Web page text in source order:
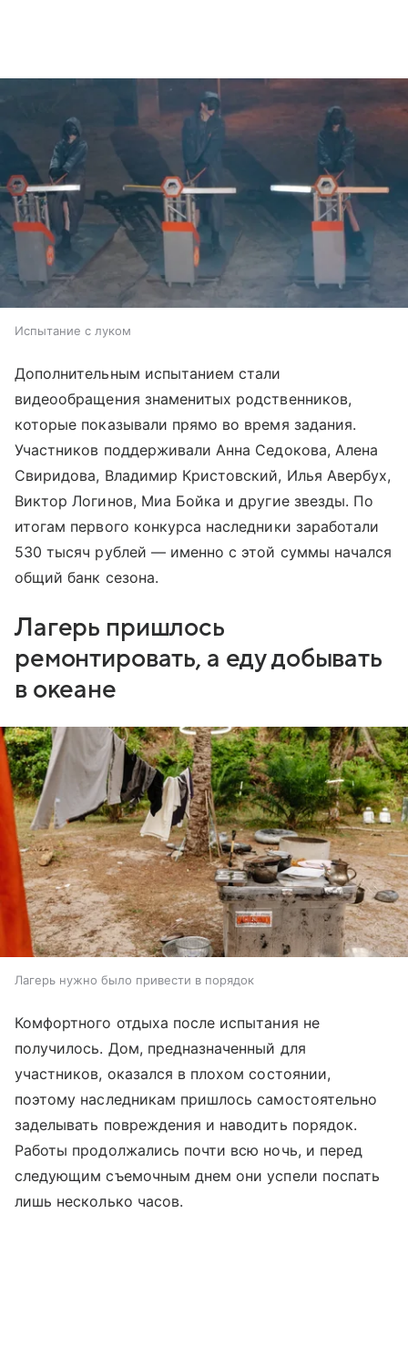
Испытание с луком
Дополнительным испытанием стали
видеообращения знаменитых родственников,
которые показывали прямо во время задания.
Участников поддерживали Анна Седокова, Алена
Свиридова, Владимир Кристовский, Илья Авербух,
Виктор Логинов, Миа Бойка и другие звезды. По
итогам первого конкурса наследники заработали
530 тысяч рублей — именно с этой суммы начался
общий банк сезона.
Лагерь пришлось
ремонтировать, а еду добывать
в океане
Лагерь нужно было привести в порядок
Комфортного отдыха после испытания не
получилось. Дом, предназначенный для
участников, оказался в плохом состоянии,
поэтому наследникам пришлось самостоятельно
заделывать повреждения и наводить порядок.
Работы продолжались почти всю ночь, и перед
следующим съемочным днем они успели поспать
лишь несколько часов.